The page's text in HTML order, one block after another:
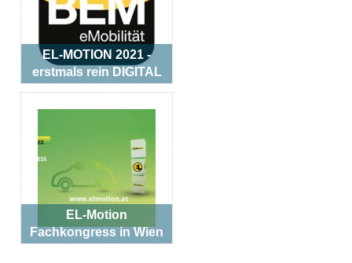
EL-MOTION 2021 -
erstmals rein DIGITAL
EL-Motion
Fachkongress in Wien